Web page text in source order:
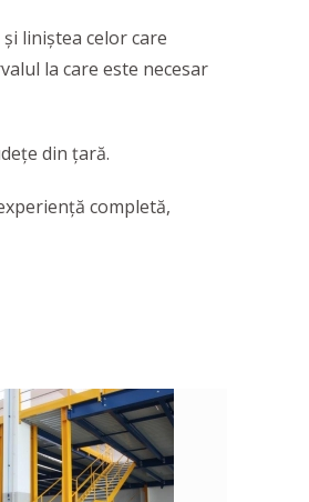
liniștea celor care
la care este necesar
din țară.
completă,